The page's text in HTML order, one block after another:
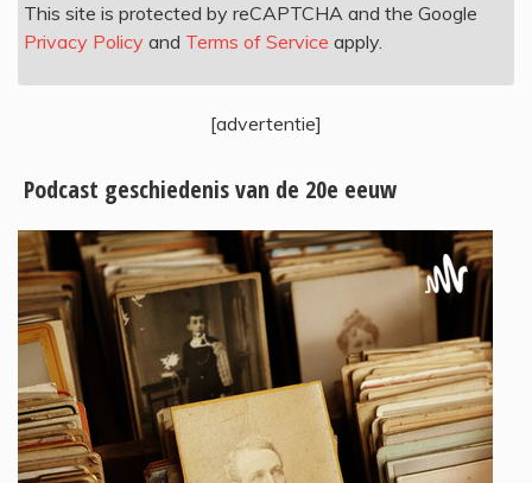
This site is protected by reCAPTCHA and the Google
Privacy Policy and Terms of Service apply.
[advertentie]
Podcast geschiedenis van de 20e eeuw